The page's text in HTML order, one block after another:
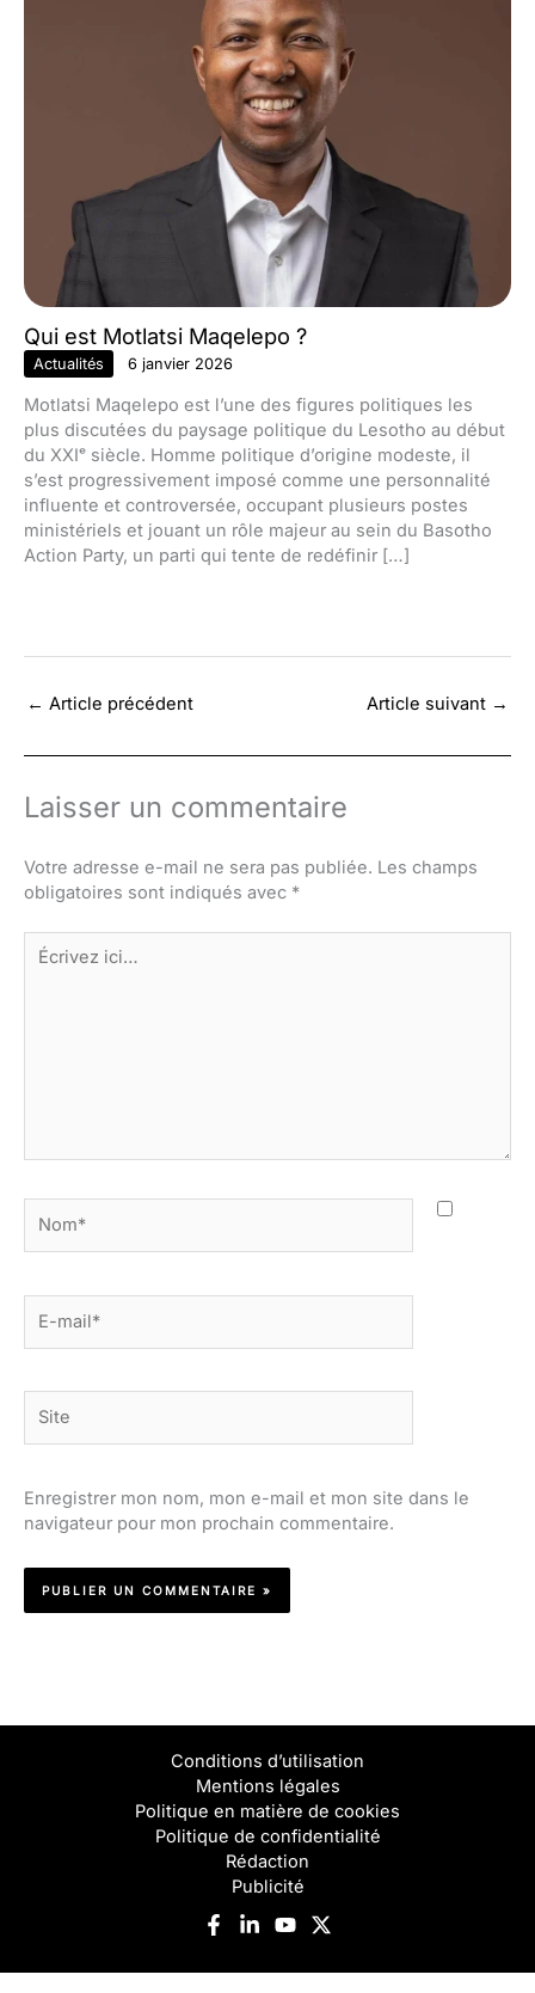
Qui est Motlatsi Maqelepo ?
Actualités 6 janvier 2026
Motlatsi Maqelepo est l’une des figures politiques les
plus discutées du paysage politique du Lesotho au début
du XXIᵉ siècle. Homme politique d’origine modeste, il
s’est progressivement imposé comme une personnalité
influente et controversée, occupant plusieurs postes
ministériels et jouant un rôle majeur au sein du Basotho
Action Party, un parti qui tente de redéfinir […]
← Article précédent Article suivant →
Laisser un commentaire
Votre adresse e-mail ne sera pas publiée. Les champs
obligatoires sont indiqués avec *
Écrivez
ici…
mail*
Enregistrer mon nom, mon e-mail et mon site dans le
navigateur pour mon prochain commentaire.
Conditions d’utilisation
Mentions légales
Politique en matière de cookies
Politique de confidentialité
Rédaction
Publicité